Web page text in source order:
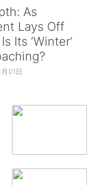
As
Lays Off
Its ‘Winter’
01日